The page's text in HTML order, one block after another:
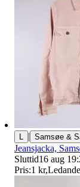
| Samsøe &
Jeansjacka,
Sluttid16 aug
Pris:1 kr,